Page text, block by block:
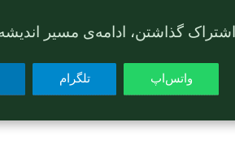
اشتراک گذاشتن، ادامه‌ی مسیر
واتس‌اپ تلگرام